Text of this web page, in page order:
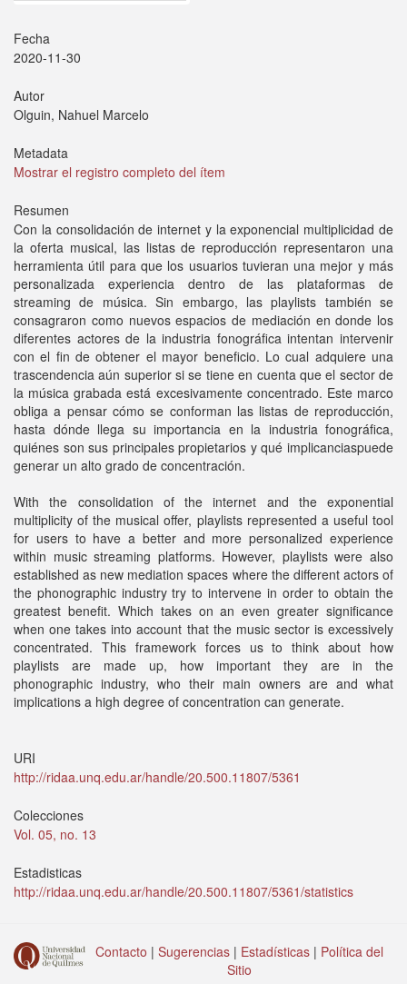
Fecha
2020-11-30
Autor
Olguin, Nahuel Marcelo
Metadata
Mostrar el registro completo del ítem
Resumen
Con la consolidación de internet y la exponencial multiplicidad de
la oferta musical, las listas de reproducción representaron una
herramienta útil para que los usuarios tuvieran una mejor y más
personalizada experiencia dentro de las plataformas de
streaming de música. Sin embargo, las playlists también se
consagraron como nuevos espacios de mediación en donde los
diferentes actores de la industria fonográfica intentan intervenir
con el fin de obtener el mayor beneficio. Lo cual adquiere una
trascendencia aún superior si se tiene en cuenta que el sector de
la música grabada está excesivamente concentrado. Este marco
obliga a pensar cómo se conforman las listas de reproducción,
hasta dónde llega su importancia en la industria fonográfica,
quiénes son sus principales propietarios y qué implicanciaspuede
generar un alto grado de concentración.
With the consolidation of the internet and the exponential
multiplicity of the musical offer, playlists represented a useful tool
for users to have a better and more personalized experience
within music streaming platforms. However, playlists were also
established as new mediation spaces where the different actors of
the phonographic industry try to intervene in order to obtain the
greatest benefit. Which takes on an even greater significance
when one takes into account that the music sector is excessively
concentrated. This framework forces us to think about how
playlists are made up, how important they are in the
phonographic industry, who their main owners are and what
implications a high degree of concentration can generate.
URI
http://ridaa.unq.edu.ar/handle/20.500.11807/5361
Colecciones
Vol. 05, no. 13
Estadisticas
http://ridaa.unq.edu.ar/handle/20.500.11807/5361/statistics
Contacto | Sugerencias | Estadísticas | Política del
Sitio